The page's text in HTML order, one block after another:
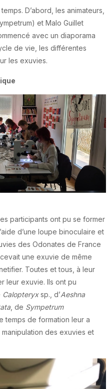
D’abord, les animateurs,
et Malo Guillet
avec un diaporama
de vie, les différentes
les exuvies.
participants ont pu se former
d’une loupe binoculaire et
des Odonates de France
une exuvie de même
Toutes et tous, à leur
leur exuvie. Ils ont pu
Calopteryxsp., d’Aeshna
, de Sympetrum
temps de formation leur a
des exuvies et